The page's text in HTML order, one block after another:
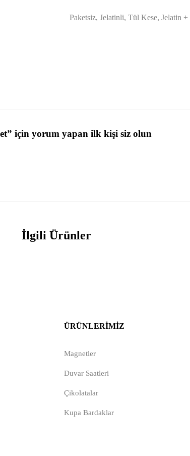
Paketsiz, Jelatinli, Tül Kese, Jelatin +
için yorum yapan ilk kişi siz olun
İlgili Ürünler
ÜRÜNLERIMIZ
Magnetler
Duvar Saatleri
Çikolatalar
Kupa Bardaklar